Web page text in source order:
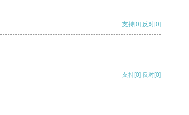
支持[0] 反对[0]
支持[0] 反对[0]